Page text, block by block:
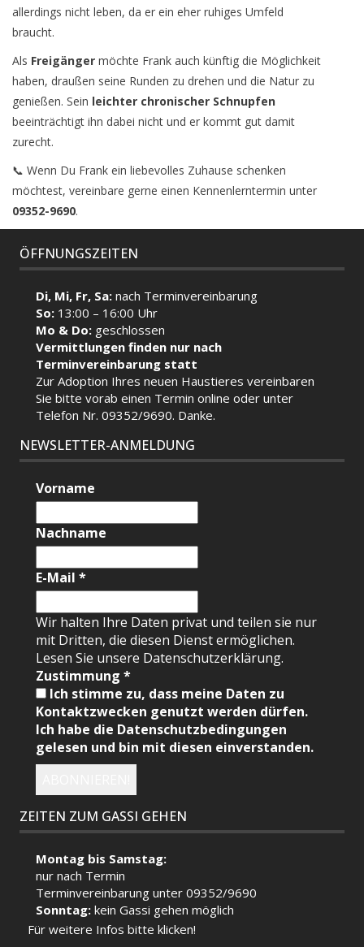
allerdings nicht leben, da er ein eher ruhiges Umfeld
braucht.
Als Freigänger möchte Frank auch künftig die Möglichkeit
haben, draußen seine Runden zu drehen und die Natur zu
genießen. Sein leichter chronischer Schnupfen
beeinträchtigt ihn dabei nicht und er kommt gut damit
zurecht.
📞 Wenn Du Frank ein liebevolles Zuhause schenken
möchtest, vereinbare gerne einen Kennenlerntermin unter
09352-9690.
ÖFFNUNGSZEITEN
Di, Mi, Fr, Sa:nach Terminvereinbarung
So: 13:00 – 16:00 Uhr
Mo & Do: geschlossen
Vermittlungen finden nur nach
Terminvereinbarung statt
Zur Adoption Ihres neuen Haustieres vereinbaren
Sie bitte vorab einen Terminonline oder unter
Telefon Nr. 09352/9690. Danke.
NEWSLETTER-ANMELDUNG
Vorname
Nachname
E-Mail*
Wir halten Ihre Daten privat und teilen sie nur
mit Dritten, die diesen Dienst ermöglichen.
Lesen Sie unsere Datenschutzerklärung.
Zustimmung*
Ich stimme zu, dass meine Daten zu
Kontaktzwecken genutzt werden dürfen.
Ich habe die Datenschutzbedingungen
gelesen und bin mit diesen einverstanden.
ZEITEN ZUM GASSI GEHEN
Montag bis Samstag:
nur nach Termin
Terminvereinbarung unter 09352/9690
Sonntag:kein Gassi gehen möglich
Für weitere Infos bitte klicken!